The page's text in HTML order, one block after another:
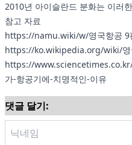
2010년 아이슬란드 분화는 이러
참고 자료
https://namu.wiki/w/영국항공 9
https://ko.wikipedia.org/wiki/영
https://
가-항공기에-치명적인-이유
댓글 달기: